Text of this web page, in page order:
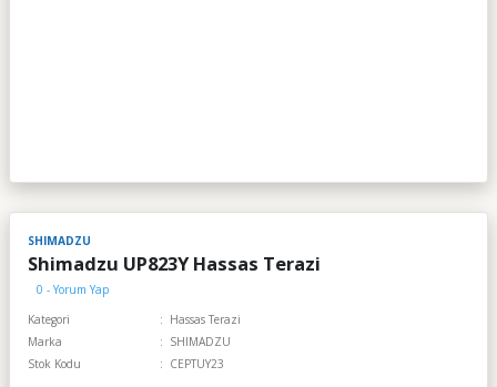
SHIMADZU
Shimadzu UP823Y Hassas Terazi
0 - Yorum Yap
Kategori
Hassas Terazi
Marka
SHIMADZU
Stok Kodu
CEPTUY23